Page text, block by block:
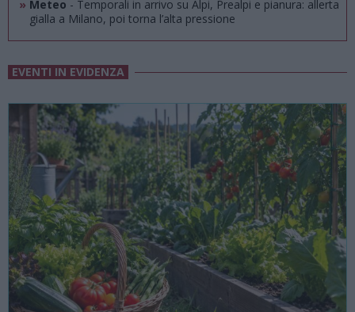
» Meteo - Temporali in arrivo su Alpi, Prealpi e pianura: allerta
gialla a Milano, poi torna l’alta pressione
EVENTI IN EVIDENZA